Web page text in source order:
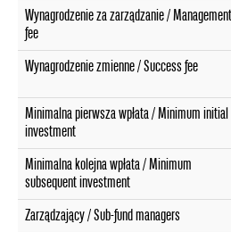
Wynagrodzenie za zarządzanie / Management
fee
Wynagrodzenie zmienne / Success fee
Minimalna pierwsza wpłata / Minimum initial
investment
Minimalna kolejna wpłata / Minimum
subsequent investment
Zarządzający / Sub-fund managers